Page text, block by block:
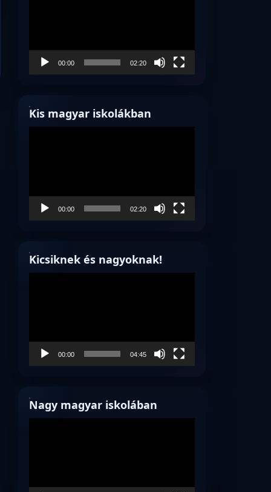
00:00 02:20
Kis magyar iskolákban
00:00 02:20
Kicsiknek és nagyoknak!
00:00 04:45
Nagy magyar iskolában